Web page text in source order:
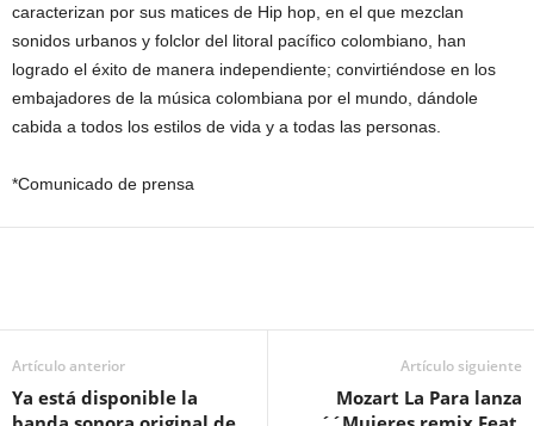
caracterizan por sus matices de Hip hop, en el que mezclan
sonidos urbanos y folclor del litoral pacífico colombiano, han
logrado el éxito de manera independiente; convirtiéndose en los
embajadores de la música colombiana por el mundo, dándole
cabida a todos los estilos de vida y a todas las personas.
*Comunicado de prensa
Artículo anterior
Ya está disponible la
Artículo siguiente
Mozart La Para lanza